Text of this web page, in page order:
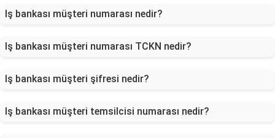
Iş bankası müşteri numarası nedir?
Iş bankası müşteri numarası TCKN nedir?
Iş bankası müşteri şifresi nedir?
Iş bankası müşteri temsilcisi numarası nedir?